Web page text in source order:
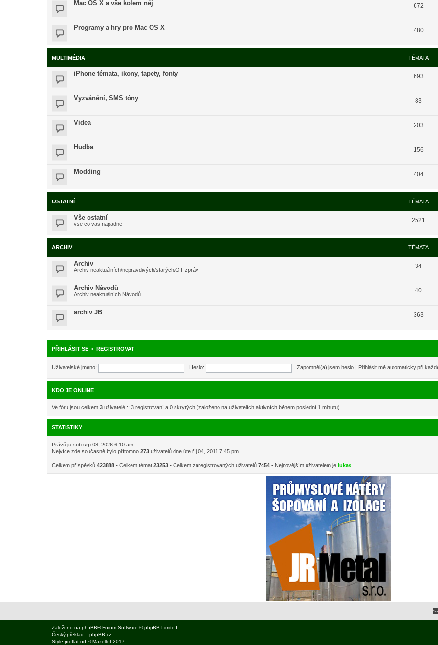
Mac OS X a vše kolem něj 672
Programy a hry pro Mac OS X 480
MULTIMÉDIA TÉMATA
iPhone témata, ikony, tapety, fonty 693
Vyzvánění, SMS tóny 83
Videa 203
Hudba 156
Modding 404
OSTATNÍ TÉMATA
Vše ostatní
vše co vás napadne
2521
ARCHIV TÉMATA
Archiv
Archiv neaktuálních/nepravdivých/starých/OT zpráv
34
Archiv Návodů
Archiv neaktuálních Návodů
40
archiv JB 363
PŘIHLÁSIT SE • REGISTROVAT
Uživatelské jméno: Heslo: Zapomněl(a) jsem heslo Přihlásit mě automaticky při
KDO JE ONLINE
Ve fóru jsou celkem 3 uživatelé :: 3 registrovaní a 0 skrytých (založeno na uživatelích aktivních během poslední 1 minutu)
STATISTIKY
Právě je sob srp 08, 2026 6:10 am
Nejvíce zde současně bylo přítomno 273 uživatelů dne úte říj 04, 2011 7:45 pm
Celkem příspěvků 423888 • Celkem témat 23253 • Celkem zaregistrovaných uživatelů 7454 • Nejnovějším uživatelem je lukas
Založeno na phpBB® Forum Software © phpBB Limited
Český překlad – phpBB.cz
Style proflat od ©Mazeltof 2017